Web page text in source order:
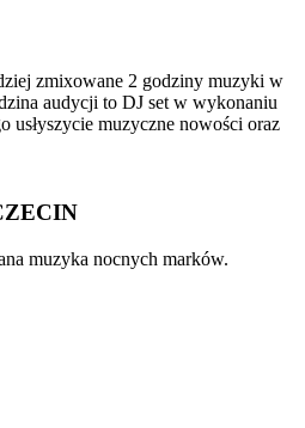
zmixowane 2 godziny muzyki w
audycji to DJ set w wykonaniu
usłyszycie muzyczne nowości oraz
muzyka nocnych marków.